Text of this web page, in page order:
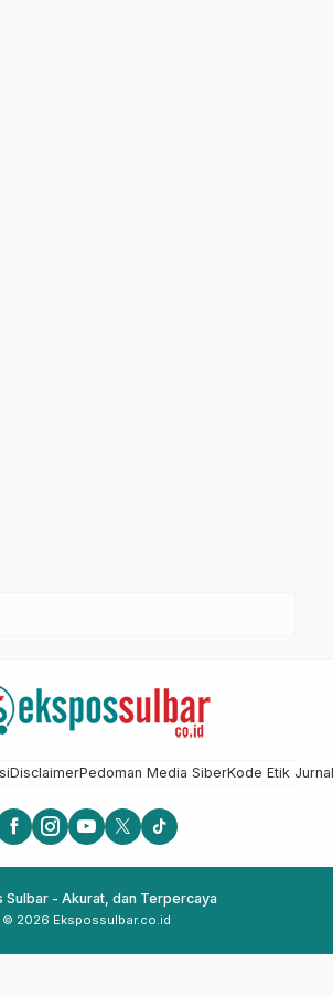
DisclaimerPedoman Media SiberKode Etik
Sulbar - Akurat, dan Terpercaya
© 2026 Ekspossulbar.co.id